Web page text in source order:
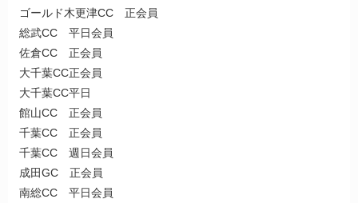
ゴールド木更津CC 正会員
総武CC 平日会員
佐倉CC 正会員
大千葉CC正会員
大千葉CC平日
館山CC 正会員
千葉CC 正会員
千葉CC 週日会員
成田GC 正会員
南総CC 平日会員